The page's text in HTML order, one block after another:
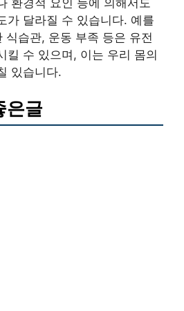
가 달라질 수 있습니다. 예를
식습관, 운동 부족 등은 유전
킬 수 있으며, 이는 우리 몸의
있습니다.
은글